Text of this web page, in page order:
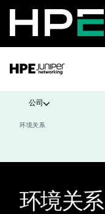
公司
环境关系
环境关系